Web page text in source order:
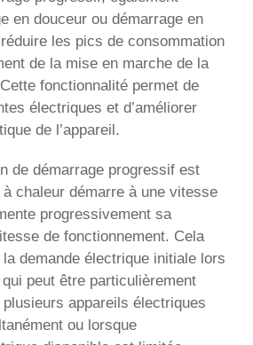
en douceur ou démarrage en
les pics de consommation
de la mise en marche de la
fonctionnalité permet de
électriques et d’améliorer
de l’appareil.
de démarrage progressif est
chaleur démarre à une vitesse
progressivement sa
de fonctionnement. Cela
demande électrique initiale lors
peut être particulièrement
appareils électriques
ou lorsque